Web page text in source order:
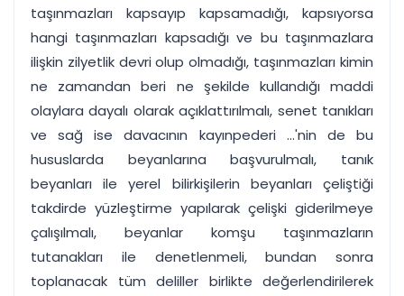
taşınmazları kapsayıp kapsamadığı, kapsıyorsa
hangi taşınmazları kapsadığı ve bu taşınmazlara
ilişkin zilyetlik devri olup olmadığı, taşınmazları kimin
ne zamandan beri ne şekilde kullandığı maddi
olaylara dayalı olarak açıklattırılmalı, senet tanıkları
ve sağ ise davacının kayınpederi ...'nin de bu
hususlarda beyanlarına başvurulmalı, tanık
beyanları ile yerel bilirkişilerin beyanları çeliştiği
takdirde yüzleştirme yapılarak çelişki giderilmeye
çalışılmalı, beyanlar komşu taşınmazların
tutanakları ile denetlenmeli, bundan sonra
toplanacak tüm deliller birlikte değerlendirilerek